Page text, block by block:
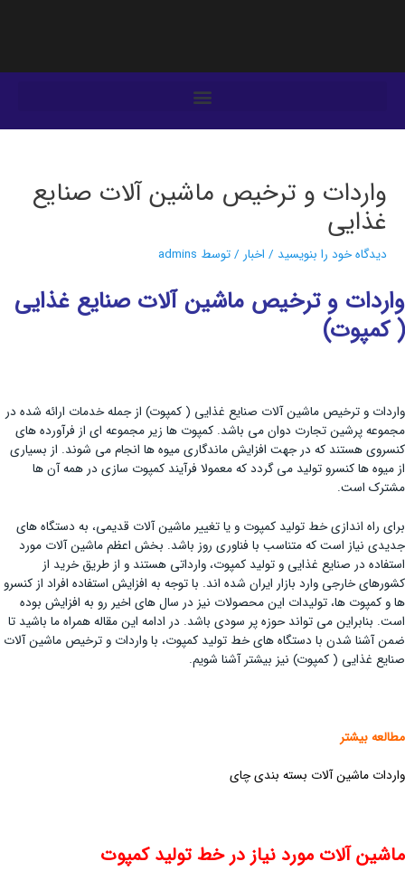
واردات و ترخیص ماشین آلات صنایع
غذایی
دیدگاه‌ خود را بنویسید / اخبار / توسط admins
واردات و ترخیص ماشین آلات صنایع غذایی
( کمپوت)
واردات و ترخیص ماشین آلات صنایع غذایی ( کمپوت) از جمله خدمات ارائه شده در
مجموعه پرشین تجارت دوان می باشد. کمپوت ها زیر مجموعه ای از فرآورده های
کنسروی هستند که در جهت افزایش ماندگاری میوه ها انجام می شوند. از بسیاری
از میوه ها کنسرو تولید می گردد که معمولا فرآیند کمپوت سازی در همه آن ها
مشترک است.
برای راه اندازی خط تولید کمپوت و یا تغییر ماشین آلات قدیمی، به دستگاه های
جدیدی نیاز است که متناسب با فناوری روز باشد. بخش اعظم ماشین آلات مورد
استفاده در صنایع غذایی و تولید کمپوت، وارداتی هستند و از طریق خرید از
کشورهای خارجی وارد بازار ایران شده اند. با توجه به افزایش استفاده افراد از کنسرو
ها و کمپوت ها، تولیدات این محصولات نیز در سال های اخیر رو به افزایش بوده
است. بنابراین می تواند حوزه پر سودی باشد. در ادامه این مقاله همراه ما باشید تا
ضمن آشنا شدن با دستگاه های خط تولید کمپوت، با واردات و ترخیص ماشین آلات
صنایع غذایی ( کمپوت) نیز بیشتر آشنا شویم.
مطالعه بیشتر
واردات ماشین آلات بسته بندی چای
ماشین آلات مورد نیاز در خط تولید کمپوت